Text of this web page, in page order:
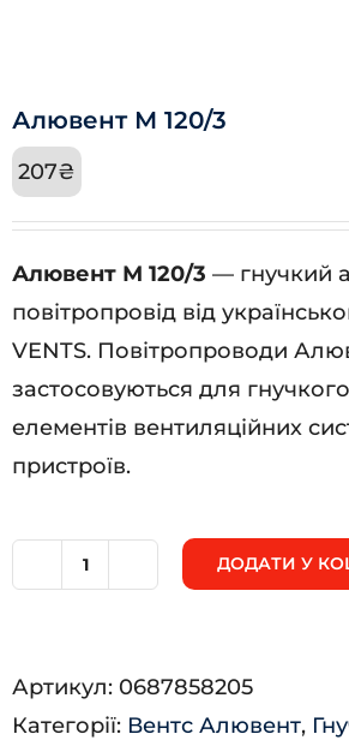
Алювент М 120/3
207₴
Алювент М 120/3 — гнучкий
повітропровід від
VENTS. Повітропроводи
застосовуються для
елементів вентиляційних
пристроїв.
Алювент
кількість
ДОДАТИ У
Артикул: 0687858205
Категорії: Вентс Алювент,